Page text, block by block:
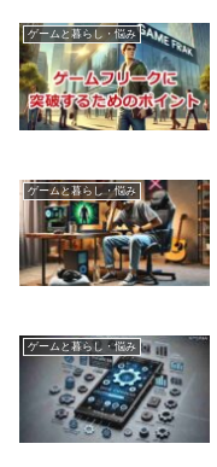
ゲームと暮らし・悩み
ゲームと暮らし・悩み
ゲームと暮らし・悩み